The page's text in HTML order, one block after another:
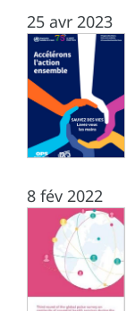
25 avr 2023
8 fév 2022